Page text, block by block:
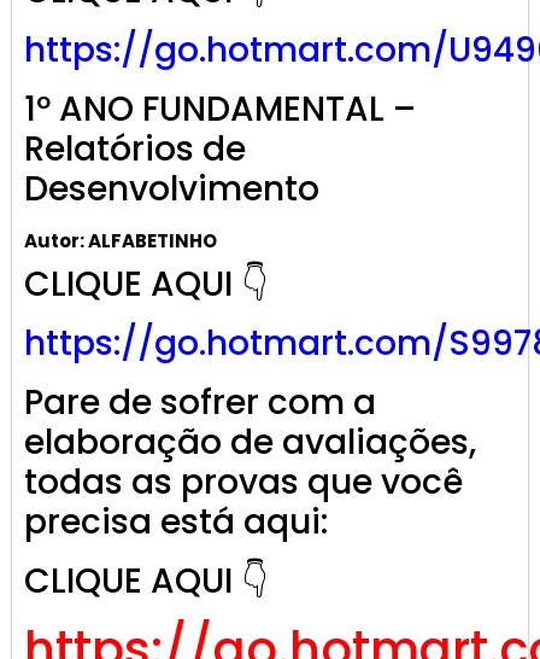
https://go.hotmart.com/
1º ANO FUNDAMENTAL –
Relatórios de
Desenvolvimento
Autor: ALFABETINHO
CLIQUE AQUI 👇
https://go.hotmart.com/
Pare de sofrer com a
elaboração de avaliações,
todas as provas que você
precisa está aqui:
CLIQUE AQUI 👇